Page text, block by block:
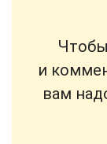
и
вам